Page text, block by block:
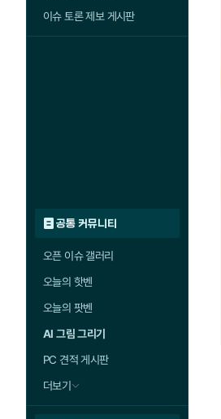
이슈 토론 제보 게시판
공통 커뮤니티
오픈 이슈 갤러리
오늘의 핫벤
오늘의 팟벤
AI 그림 그리기
PC 견적 게시판
더보기